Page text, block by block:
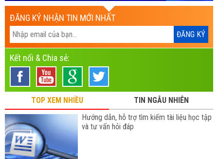
ĐĂNG KÝ NHẬN TIN MỚI NHẤT
Kết nối & Chia sẻ:
TOP XEM NHIỀU
TIN NGẪU NHIÊN
Hướng dẫn, hỗ trợ tìm kiếm tài liệu học tập
và tư vấn hỏi đáp